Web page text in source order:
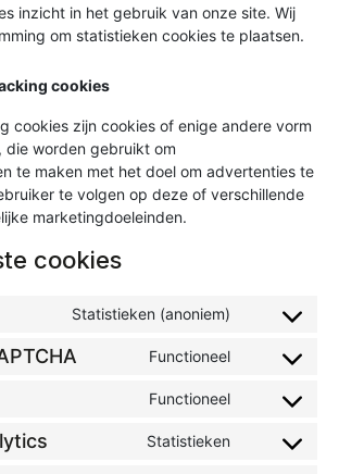
inzicht in het gebruik van onze site. Wij
om statistieken cookies te plaatsen.
cookies
cookies zijn cookies of enige andere vorm
die worden gebruikt om
te maken met het doel om advertenties te
te volgen op deze of verschillende
marketingdoeleinden.
cookies
Statistieken (anoniem)
Functioneel
Functioneel
Statistieken